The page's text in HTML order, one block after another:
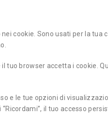
cookie. Sono usati per la tua
tuo browser accetta i cookie.
e le tue opzioni di
il tuo accesso